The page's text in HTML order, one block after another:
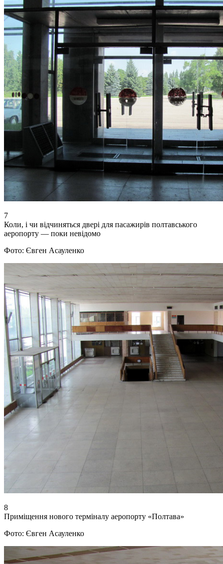
7
Коли, і чи відчиняться двері для пасажирів полтавського
аеропорту — поки невідомо
Фото: Євген Асауленко
8
Приміщення нового терміналу аеропорту «Полтава»
Фото: Євген Асауленко